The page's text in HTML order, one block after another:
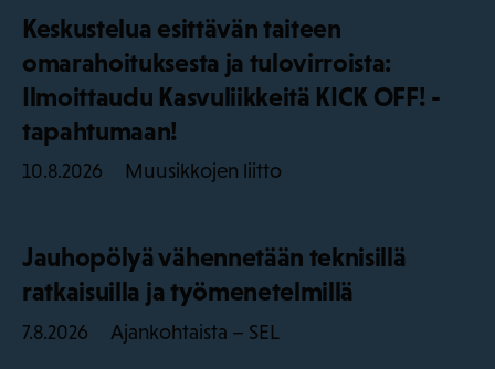
Keskustelua esittävän taiteen
omarahoituksesta ja tulovirroista:
Ilmoittaudu Kasvuliikkeitä KICK OFF! -
tapahtumaan!
10.8.2026 Muusikkojen liitto
Jauhopölyä vähennetään teknisillä
ratkaisuilla ja työmenetelmillä
7.8.2026 Ajankohtaista – SEL